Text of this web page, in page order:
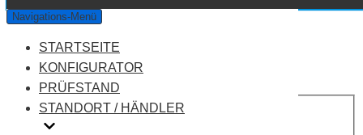
Navigations-Menü
STARTSEITE
KONFIGURATOR
PRÜFSTAND
STANDORT / HÄNDLER
Lancia Phedra 2.2 JTD
Leistung:128 PS
Drehmoment: 314 NM
Motortyp:Diesel
PREIS
AUF ANFRAGE